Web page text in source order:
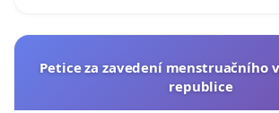
Petice za zavedení menstruačního
republice